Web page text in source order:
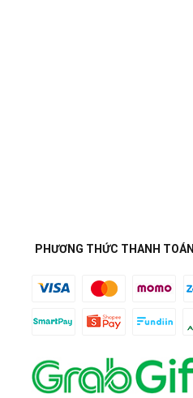
PHƯƠNG THỨC THANH TOÁN